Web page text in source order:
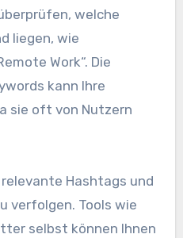
welche
liegen, wie
Work“. Die
kann Ihre
sie oft von Nutzern
Hashtags und
verfolgen. Tools wie
selbst können Ihnen